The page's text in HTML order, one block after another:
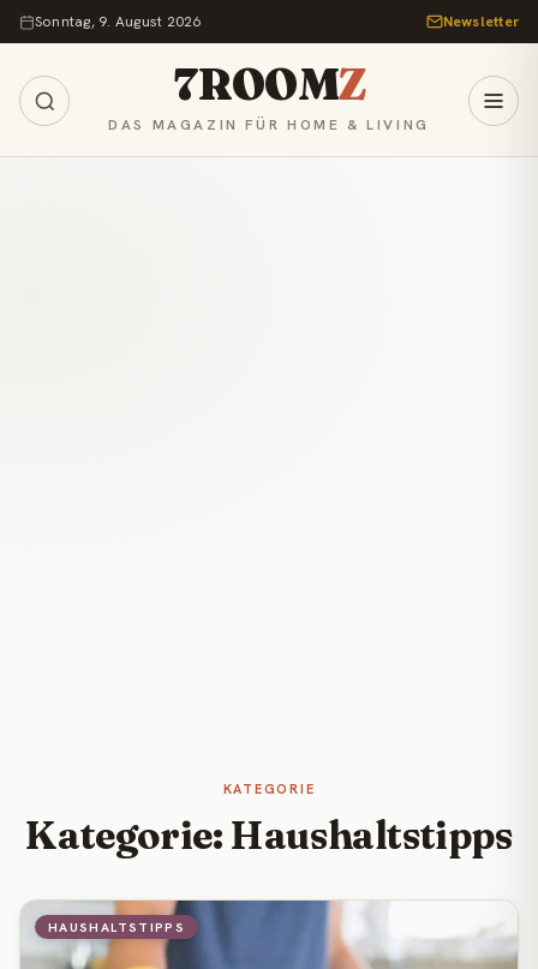
Zum Inhalt springen
Sonntag, 9. August 2026 Newsletter
7ROOMZ
DAS MAGAZIN FÜR HOME & LIVING
KATEGORIE
Kategorie: Haushaltstipps
HAUSHALTSTIPPS